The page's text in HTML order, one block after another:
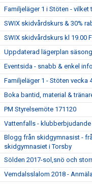
Familjeläger 1 i Stöten - vilket
SWIX skidvårdskurs & 30%
SWIX skidvårdskurs kl 19.00
Uppdaterad lägerplan
Eventsida - snabb & enkel
Familjeläger 1 - Stöten vecka
Boka bantid, material &
PM Styrelsemöte 171120
Vattenfalls - klubberbjudande
Blogg från skidgymnasist -
skidgymnasiet i Torsby
Sölden 2017-sol,snö och
Vemdalsslalom 2018 -